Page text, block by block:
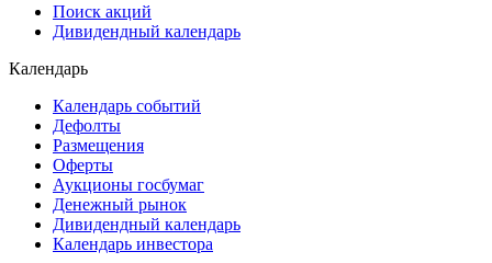
Поиск акций
Дивидендный календарь
Календарь
Календарь событий
Дефолты
Размещения
Оферты
Аукционы госбумаг
Денежный рынок
Дивидендный календарь
Календарь инвестора